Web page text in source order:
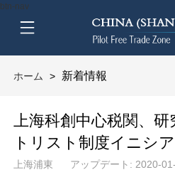
btn-nav
ホーム > 新着情報
上海科創中心税関、
トリスト制度イニシ
上海浦東 アップデート: 2020-